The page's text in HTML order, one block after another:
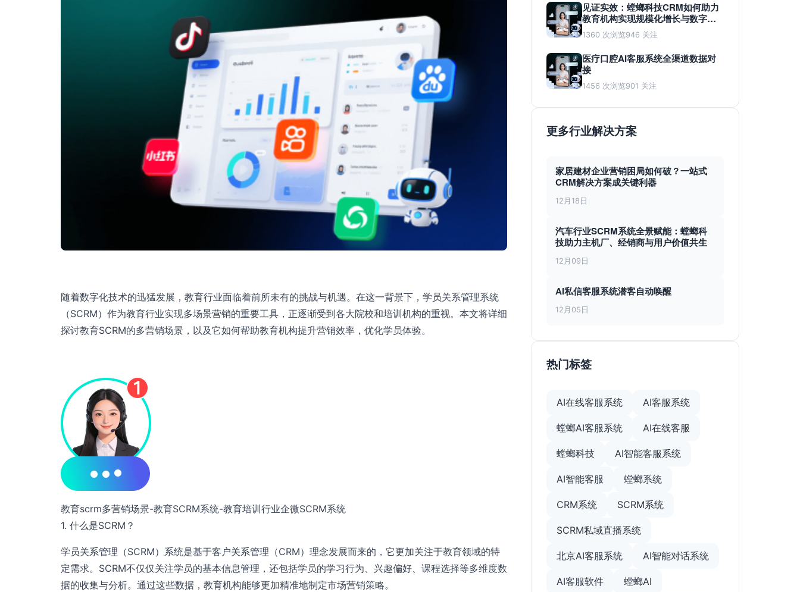
随着数字化技术的迅猛发展，教育行业面临着前所未有的挑战与机遇。在这一背景下，学员关系管理系统
（SCRM）作为教育行业实现多场景营销的重要工具，正逐渐受到各大院校和培训机构的重视。本文将详细
探讨教育SCRM的多营销场景，以及它如何帮助教育机构提升营销效率，优化学员体验。
教育scrm多营销场景-教育SCRM系统-教育培训行业企微SCRM系统
1. 什么是SCRM？
学员关系管理（SCRM）系统是基于客户关系管理（CRM）理念发展而来的，它更加关注于教育领域的特
定需求。SCRM不仅仅关注学员的基本信息管理，还包括学员的学习行为、兴趣偏好、课程选择等多维度数
据的收集与分析。通过这些数据，教育机构能够更加精准地制定市场营销策略。
见证实效：螳螂科技CRM如何助力
教育机构实现规模化增长与数字化
蜕变
1360 次浏览946 关注
医疗口腔AI客服系统全渠道数据对
接
1456 次浏览901 关注
更多行业解决方案
家居建材企业营销困局如何破？一站式
CRM解决方案成关键利器
12月18日
汽车行业SCRM系统全景赋能：螳螂科
技助力主机厂、经销商与用户价值共生
12月09日
AI私信客服系统潜客自动唤醒
12月05日
热门标签
AI在线客服系统 AI客服系统
螳螂AI客服系统 AI在线客服
螳螂科技 AI智能客服系统
AI智能客服 螳螂系统
CRM系统 SCRM系统
SCRM私域直播系统
北京AI客服系统 AI智能对话系统
AI客服软件 螳螂AI